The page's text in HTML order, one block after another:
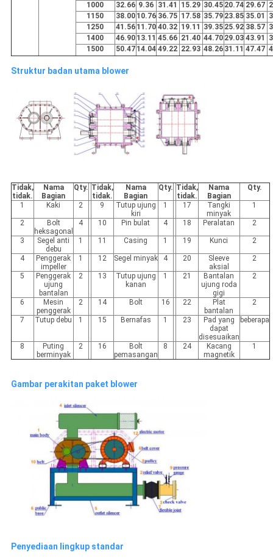
1000 32.66 9.36 31.41 15.29 30.45 20.74 29.67
1150
38.00 10.76 36.75 17.58 35.79 23.85 35.01
1250
41.56 11.70 40.32 19.11 39.35 25.92 38.57
1400
46.90 13.11 45.66 21.40 44.70 29.03 43.91
1500
50.47 14.04 49.22 22.93 48.26 31.11 47.47
Struktur badan utama blower
Tidak,
tidak.
Nama
Bagian
Qty. Tidak,
tidak.
Nama
Bagian
Qty. Tidak,
tidak.
Nama
Bagian
Qty.
1 Kaki 2 9
Tutup ujung
kiri
1 17
Tangki
minyak
1
2
Bolt
heksagonal
4 10 Pin bulat 4 18 Peralatan 2
3
Segel anti
debu
1 11 Casing 1 19 Kunci 2
4
Penggerak
impeller
1 12 Segel minyak 4 20
Sleeve
aksial
2
5
Penggerak
ujung
bantalan
2 13
Tutup ujung
kanan
1 21
Bantalan
ujung roda
gigi
2
6
Mesin
penggerak
2 14 Bolt 16 22
Plat
bantalan
2
7 Tutup debu 1 15 Bernafas 1 23
Pad yang
dapat
disesuaikan
beberapa
8
Puting
berminyak
2 16
Bolt
pemasangan
8 24
Kacang
magnetik
1
Gambar perakitan paket blower
Penyediaan lingkup standar